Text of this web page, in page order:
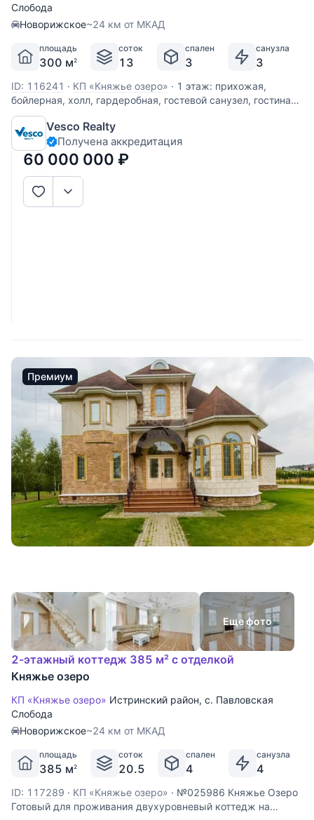
Слобода
Новорижское~24 км от МКАД
площадь
300 м2
соток
13
спален
3
санузла
3
ID: 116241 · КП «Княжье озеро» · 1 этаж: прихожая,
бойлерная, холл, гардеробная, гостевой санузел, гостиная
с камином, зимний сад, кухня-столовая, спа-зона, сауна,
джакузи. 2 этаж: гостевая, санузел, спальня, хозяйская
спальня с ванной комнатой и гардеробной. Поселок
выполнен в
Vesco Realty
Получена аккредитация
60 000 000 ₽
Премиум
Еще фото
2-этажный коттедж 385 м² с отделкой
Княжье озеро
КП «Княжье озеро» Истринский район, с. Павловская
Слобода
Новорижское~24 км от МКАД
площадь
385 м2
соток
20.5
спален
4
санузла
4
ID: 117289 · КП «Княжье озеро» · №025986 Княжье Озеро
Готовый для проживания двухуровневый коттедж на